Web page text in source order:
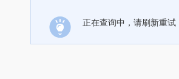
正在查询中，请刷新重试